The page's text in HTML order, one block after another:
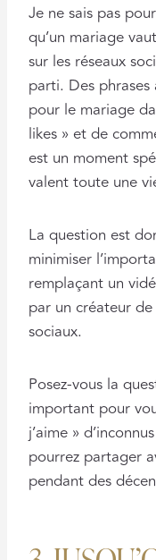
Je ne sais pas
qu’un mariage
sur les réseaux
parti. Des phrases
pour le mariage
likes » et de
est un moment
valent toute une
La question est
minimiser
remplaçant un
par un créateur
sociaux.
Posez-vous la
important pour
j’aime »
pourrez partager
pendant des